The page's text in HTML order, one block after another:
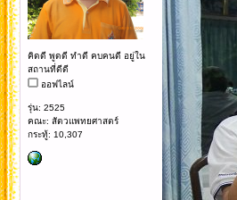
คิดดี พูดดี ทำดี คบคนดี อยู่ใน
สถานที่ดีดี
ออฟไลน์
รุ่น: 2525
คณะ: สัตวแพทยศาสตร์
กระทู้: 10,307